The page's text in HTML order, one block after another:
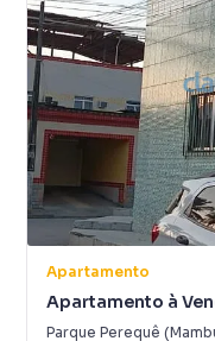
Apartamento
Apartamento à
(Mambucaba)
Parque Perequê